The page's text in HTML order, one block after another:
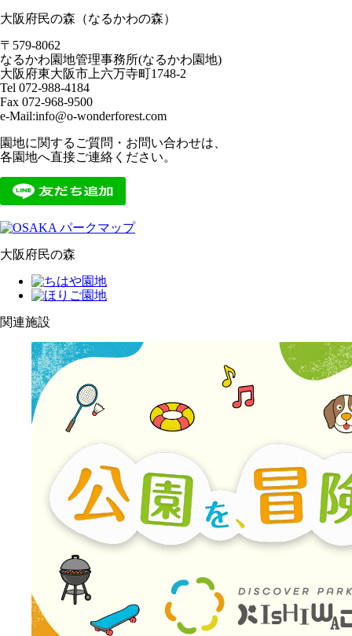
大阪府民の森（なるかわの森）
〒579-8062
なるかわ園地管理事務所(なるかわ園地)
大阪府東大阪市上六万寺町1748-2
Tel 072-988-4184
Fax 072-968-9500
e-Mail:info@o-wonderforest.com
園地に関するご質問・お問い合わせは、
各園地へ直接ご連絡ください。
大阪府民の森
関連施設